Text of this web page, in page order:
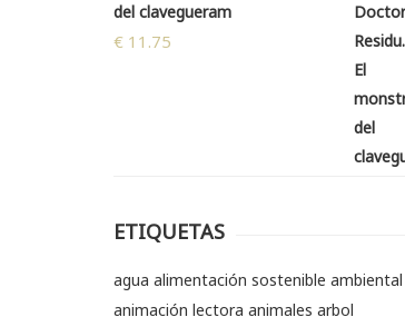
del clavegueram
€ 11.75
ETIQUETAS
agua alimentación sostenible ambiental
animación lectora animales arbol